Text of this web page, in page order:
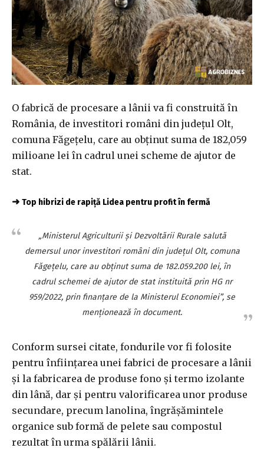
O fabrică de procesare a lânii va fi construită în
România, de investitori români din judeţul Olt,
comuna Făgeţelu, care au obţinut suma de 182,059
milioane lei în cadrul unei scheme de ajutor de
stat.
➜ Top hibrizi de rapiță Lidea pentru profit în fermă
„Ministerul Agriculturii şi Dezvoltării Rurale salută
demersul unor investitori români din judeţul Olt, comuna
Făgeţelu, care au obţinut suma de 182.059.200 lei, în
cadrul schemei de ajutor de stat instituită prin HG nr
959/2022, prin finanţare de la Ministerul Economiei”, se
menţionează în document.
Conform sursei citate, fondurile vor fi folosite
pentru înfiinţarea unei fabrici de procesare a lânii
şi la fabricarea de produse fono şi termo izolante
din lână, dar şi pentru valorificarea unor produse
secundare, precum lanolina, îngrăşămintele
organice sub formă de pelete sau compostul
rezultat în urma spălării lânii.